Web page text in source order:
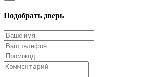
Подобрать дверь